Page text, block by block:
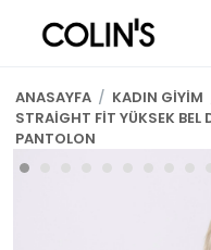
ANASAYFA / KADIN GİYİM
STRAİGHT FİT YÜKSEK
PANTOLON